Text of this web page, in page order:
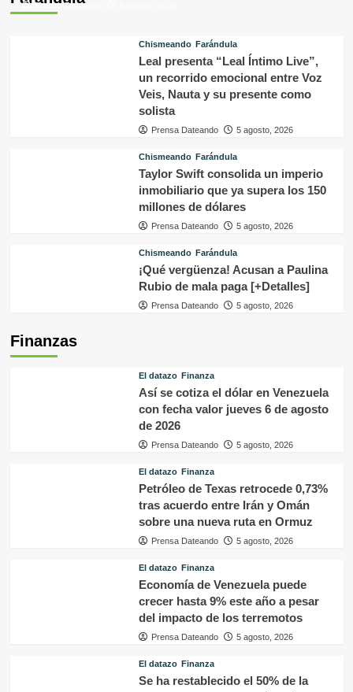
Prensa Dateando
Chismeando Farándula
Leal presenta “Leal Íntimo Live”,
un recorrido emocional entre Voz
Veis, Nauta y su presente como
solista
Prensa Dateando 5 agosto, 2026
Chismeando Farándula
Taylor Swift consolida un imperio
inmobiliario que ya supera los 150
millones de dólares
Prensa Dateando 5 agosto, 2026
Chismeando Farándula
¡Qué vergüenza! Acusan a Paulina
Rubio de mala paga [+Detalles]
Prensa Dateando 5 agosto, 2026
Finanzas
El datazo Finanza
Así se cotiza el dólar en Venezuela
con fecha valor jueves 6 de agosto
de 2026
Prensa Dateando 5 agosto, 2026
El datazo Finanza
Petróleo de Texas retrocede 0,73%
tras acuerdo entre Irán y Omán
sobre una nueva ruta en Ormuz
Prensa Dateando 5 agosto, 2026
El datazo Finanza
Economía de Venezuela puede
crecer hasta 9% este año a pesar
del impacto de los terremotos
Prensa Dateando 5 agosto, 2026
El datazo Finanza
Se ha restablecido el 50% de la